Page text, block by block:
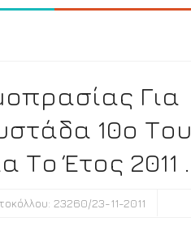
Για
10ο Του
Το Έτος 2011 .
23260/23-11-2011